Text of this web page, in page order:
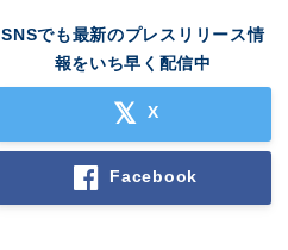
SNSでも最新のプレスリリース情
報をいち早く配信中
X
Facebook